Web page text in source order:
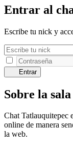
Entrar al
Escribe tu nick y
Entrar
Sobre la
Chat Tatlauquitepec
online de manera
la web.